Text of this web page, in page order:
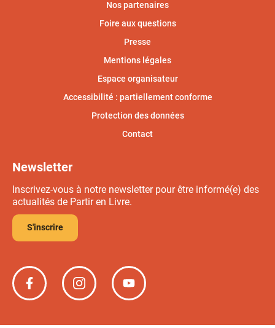
Nos partenaires
Foire aux questions
Presse
Mentions légales
Espace organisateur
Accessibilité : partiellement conforme
Protection des données
Contact
Newsletter
Inscrivez-vous à notre newsletter pour être informé(e) des
actualités de Partir en Livre.
S'inscrire
Partir
en
sur
Partir
en
sur
Partir
en
sur